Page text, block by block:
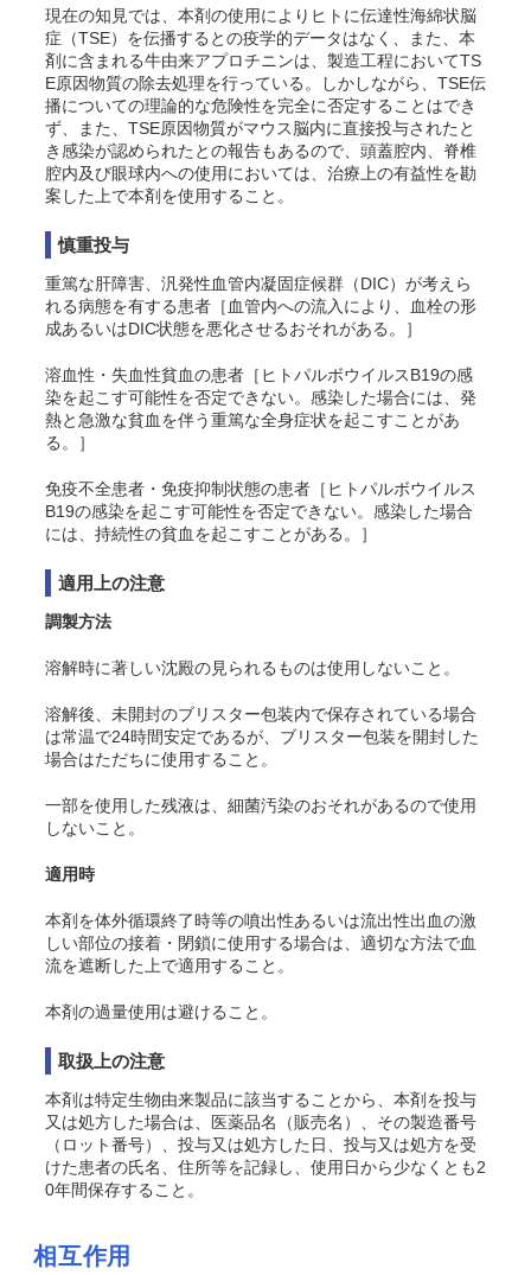
現在の知見では、本剤の使用によりヒトに伝達性海綿状脳
症（TSE）を伝播するとの疫学的データはなく、また、本
剤に含まれる牛由来アプロチニンは、製造工程においてTS
E原因物質の除去処理を行っている。しかしながら、TSE伝
播についての理論的な危険性を完全に否定することはでき
ず、また、TSE原因物質がマウス脳内に直接投与されたと
き感染が認められたとの報告もあるので、頭蓋腔内、脊椎
腔内及び眼球内への使用においては、治療上の有益性を勘
案した上で本剤を使用すること。
慎重投与
重篤な肝障害、汎発性血管内凝固症候群（DIC）が考えら
れる病態を有する患者［血管内への流入により、血栓の形
成あるいはDIC状態を悪化させるおそれがある。］
溶血性・失血性貧血の患者［ヒトパルボウイルスB19の感
染を起こす可能性を否定できない。感染した場合には、発
熱と急激な貧血を伴う重篤な全身症状を起こすことがあ
る。］
免疫不全患者・免疫抑制状態の患者［ヒトパルボウイルス
B19の感染を起こす可能性を否定できない。感染した場合
には、持続性の貧血を起こすことがある。］
適用上の注意
調製方法
溶解時に著しい沈殿の見られるものは使用しないこと。
溶解後、未開封のブリスター包装内で保存されている場合
は常温で24時間安定であるが、ブリスター包装を開封した
場合はただちに使用すること。
一部を使用した残液は、細菌汚染のおそれがあるので使用
しないこと。
適用時
本剤を体外循環終了時等の噴出性あるいは流出性出血の激
しい部位の接着・閉鎖に使用する場合は、適切な方法で血
流を遮断した上で適用すること。
本剤の過量使用は避けること。
取扱上の注意
本剤は特定生物由来製品に該当することから、本剤を投与
又は処方した場合は、医薬品名（販売名）、その製造番号
（ロット番号）、投与又は処方した日、投与又は処方を受
けた患者の氏名、住所等を記録し、使用日から少なくとも2
0年間保存すること。
相互作用